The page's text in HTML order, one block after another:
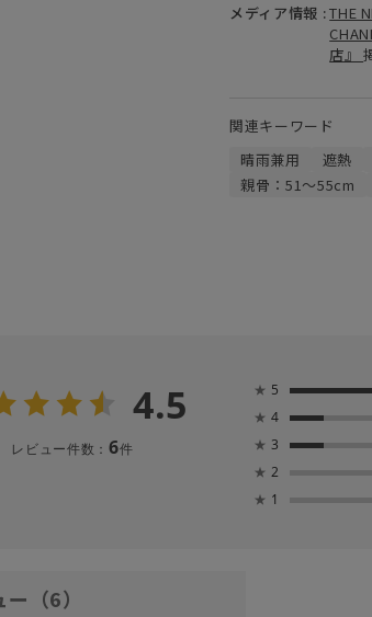
メディア情報 :THE
店』
関連キーワード
晴雨兼用
遮熱
親骨：51～55cm
4.5
レビュー件数： 6件
★ 5
★ 4
★ 3
★ 2
★ 1
ー （6）